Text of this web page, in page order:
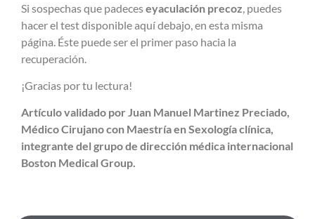
Si sospechas que padeceseyaculación precoz , puedes
hacer el test disponible aquí debajo, en esta misma
página. Éste puede ser el primer paso hacia la
recuperación.
¡Gracias por tu lectura!
Artículo validado por Juan Manuel Martinez Preciado,
Médico Cirujano con Maestría en Sexología clínica,
integrante del grupo de dirección médica internacional
Boston Medical Group.